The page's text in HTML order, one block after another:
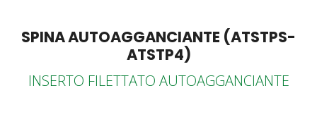
SPINA AUTOAGGANCIANTE (ATSTPS-
ATSTP4)
INSERTO FILETTATO AUTOAGGANCIANTE